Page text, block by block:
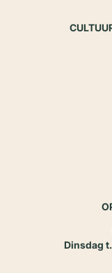
Dinsdag